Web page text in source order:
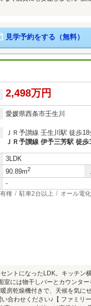
見学予約をする（無料）
2,498万円
愛媛県西条市壬生川
ＪＲ予讃線 壬生川駅 徒歩18
ＪＲ予讃線 伊予三芳駅 徒歩
3LDK
90.89m2
-
権 駐車2台以上 オール電化
ントになったLDK。キッチン
室には物干しバーとカウンタ
房乾燥機付きで、天候を気に
合わせください♪【 ファミリ